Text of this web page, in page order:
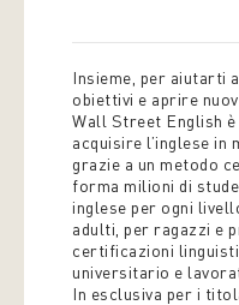
Insieme, per aiutarti
obiettivi e aprire
Wall Street English
acquisire l’inglese in
grazie a un metodo
forma milioni di
inglese per ogni
adulti, per ragazzi e
certificazioni
universitario e
In esclusiva per i